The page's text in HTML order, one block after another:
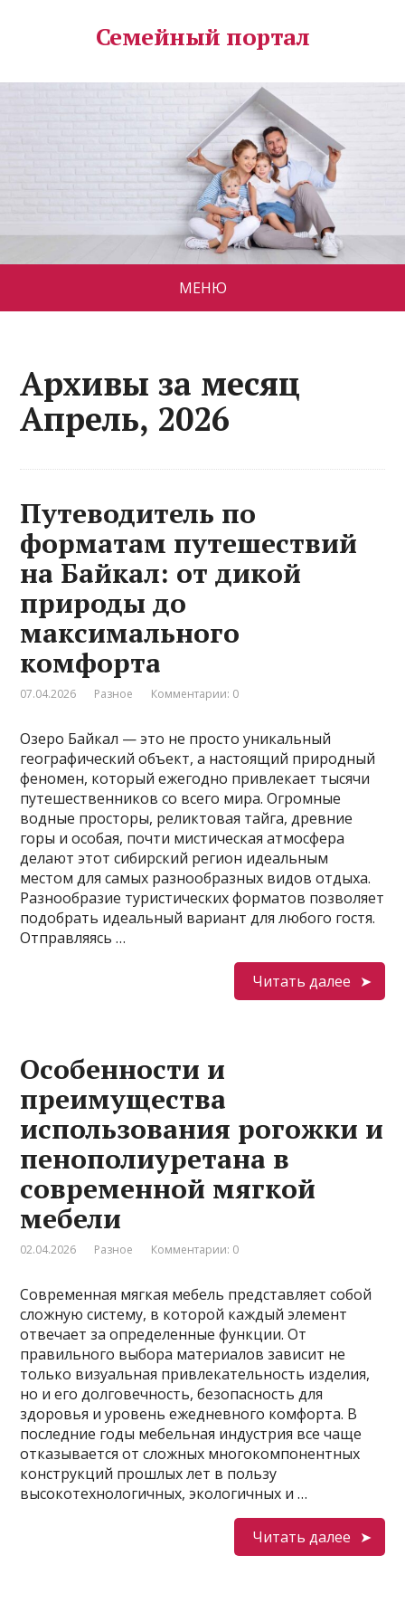
Семейный портал
МЕНЮ
Архивы за месяц
Апрель, 2026
Путеводитель по
форматам путешествий
на Байкал: от дикой
природы до
максимального
комфорта
07.04.2026 Разное Комментарии: 0
Озеро Байкал — это не просто уникальный
географический объект, а настоящий природный
феномен, который ежегодно привлекает тысячи
путешественников со всего мира. Огромные
водные просторы, реликтовая тайга, древние
горы и особая, почти мистическая атмосфера
делают этот сибирский регион идеальным
местом для самых разнообразных видов отдыха.
Разнообразие туристических форматов позволяет
подобрать идеальный вариант для любого гостя.
Отправляясь …
Читать далее
Особенности и
преимущества
использования рогожки и
пенополиуретана в
современной мягкой
мебели
02.04.2026 Разное Комментарии: 0
Современная мягкая мебель представляет собой
сложную систему, в которой каждый элемент
отвечает за определенные функции. От
правильного выбора материалов зависит не
только визуальная привлекательность изделия,
но и его долговечность, безопасность для
здоровья и уровень ежедневного комфорта. В
последние годы мебельная индустрия все чаще
отказывается от сложных многокомпонентных
конструкций прошлых лет в пользу
высокотехнологичных, экологичных и …
Читать далее